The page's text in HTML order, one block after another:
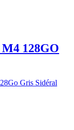
128GO